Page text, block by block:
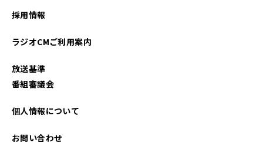
採用情報
ラジオCMご利用案内
放送基準
番組審議会
個人情報について
お問い合わせ